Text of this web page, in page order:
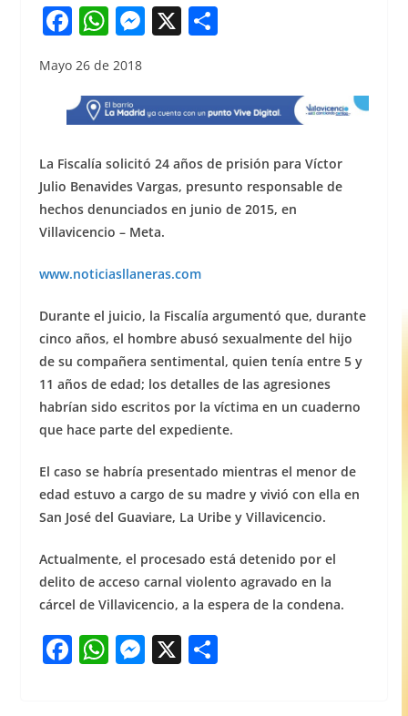
F
c
e
b
o
o
k
W
at
s
A
p
p
M
e
n
g
er
X S
e
Mayo 26 de 2018
La Fiscalía solicitó 24 años de prisión para Víctor
Julio Benavides Vargas, presunto responsable de
hechos denunciados en junio de 2015, en
Villavicencio – Meta.
www.noticiasllaneras.com
Durante el juicio, la Fiscalía argumentó que, durante
cinco años, el hombre abusó sexualmente del hijo
de su compañera sentimental, quien tenía entre 5 y
11 años de edad; los detalles de las agresiones
habrían sido escritos por la víctima en un cuaderno
que hace parte del expediente.
El caso se habría presentado mientras el menor de
edad estuvo a cargo de su madre y vivió con ella en
San José del Guaviare, La Uribe y Villavicencio.
Actualmente, el procesado está detenido por el
delito de acceso carnal violento agravado en la
cárcel de Villavicencio, a la espera de la condena.
F W M X S